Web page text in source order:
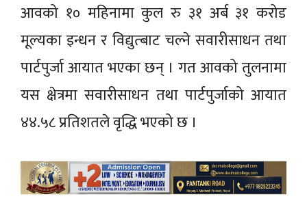
आवको १० महिनामा कुल रु ३१ अर्ब ३१ करोड
मूल्यका इन्धन र विद्युत्बाट चल्ने सवारीसाधन तथा
पार्टपुर्जा आयात भएका छन् । गत आवको तुलनामा
यस क्षेत्रमा सवारीसाधन तथा पार्टपुर्जाको आयात
४४.५८ प्रतिशतले वृद्धि भएको छ ।